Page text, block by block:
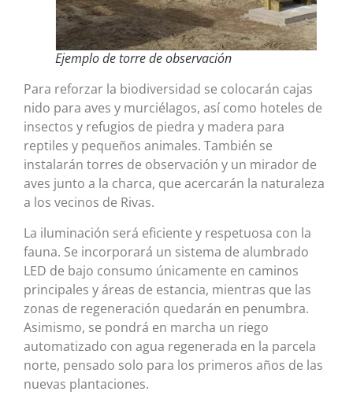
Ejemplo de torre de observación
Para reforzar la biodiversidad se colocarán cajas
nido para aves y murciélagos, así como hoteles de
insectos y refugios de piedra y madera para
reptiles y pequeños animales. También se
instalarán torres de observación y un mirador de
aves junto a la charca, que acercarán la naturaleza
a los vecinos de Rivas.
La iluminación será eficiente y respetuosa con la
fauna. Se incorporará un sistema de alumbrado
LED de bajo consumo únicamente en caminos
principales y áreas de estancia, mientras que las
zonas de regeneración quedarán en penumbra.
Asimismo, se pondrá en marcha un riego
automatizado con agua regenerada en la parcela
norte, pensado solo para los primeros años de las
nuevas plantaciones.